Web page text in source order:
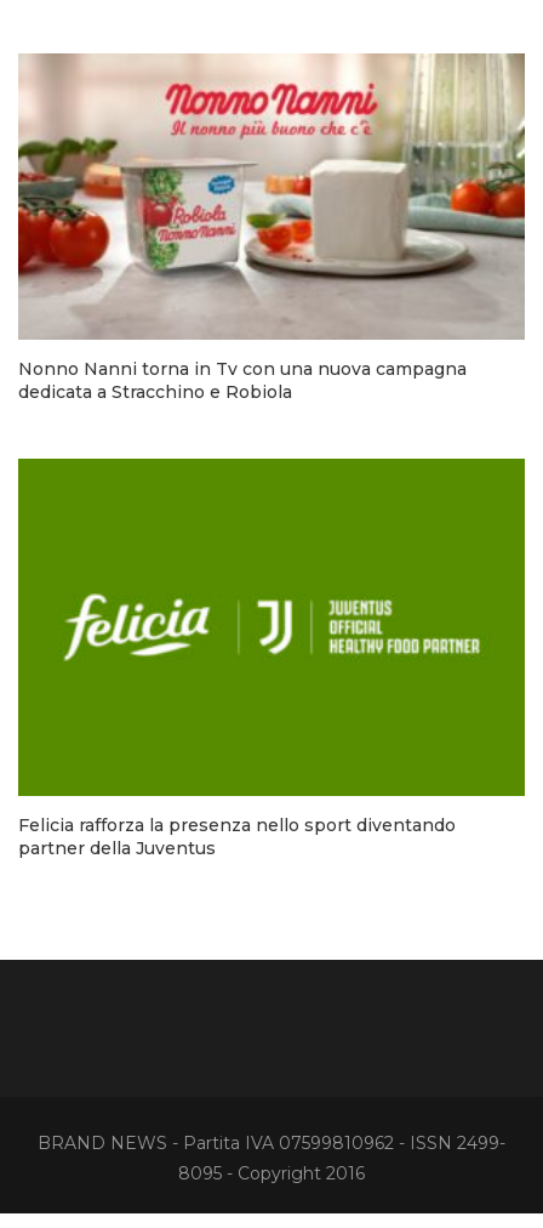
Nonno Nanni torna in Tv con una nuova campagna
dedicata a Stracchino e Robiola
Felicia rafforza la presenza nello sport diventando
partner della Juventus
BRAND NEWS - Partita IVA 07599810962 - ISSN 2499-
8095 - Copyright 2016